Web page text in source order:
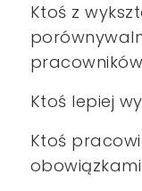
Ktoś z
Ktoś lepiej
Ktoś